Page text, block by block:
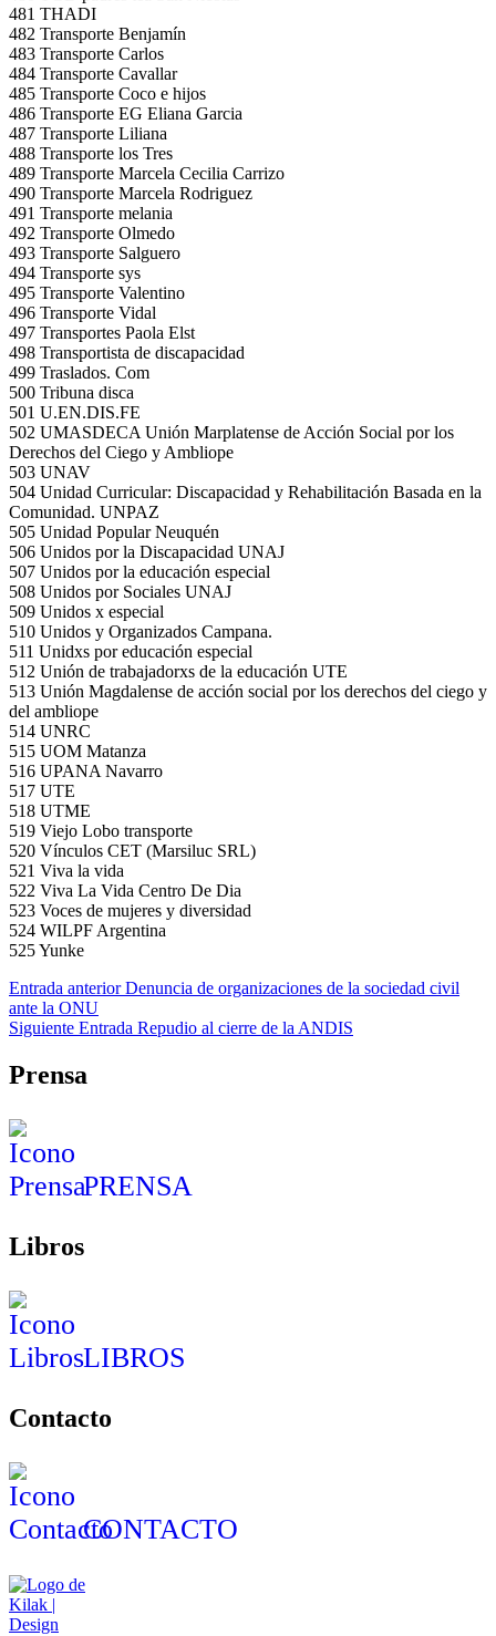
481 THADI
482 Transporte Benjamín
483 Transporte Carlos
484 Transporte Cavallar
485 Transporte Coco e hijos
486 Transporte EG Eliana Garcia
487 Transporte Liliana
488 Transporte los Tres
489 Transporte Marcela Cecilia Carrizo
490 Transporte Marcela Rodriguez
491 Transporte melania
492 Transporte Olmedo
493 Transporte Salguero
494 Transporte sys
495 Transporte Valentino
496 Transporte Vidal
497 Transportes Paola Elst
498 Transportista de discapacidad
499 Traslados. Com
500 Tribuna disca
501 U.EN.DIS.FE
502 UMASDECA Unión Marplatense de Acción Social por los
Derechos del Ciego y Ambliope
503 UNAV
504 Unidad Curricular: Discapacidad y Rehabilitación Basada en la
Comunidad. UNPAZ
505 Unidad Popular Neuquén
506 Unidos por la Discapacidad UNAJ
507 Unidos por la educación especial
508 Unidos por Sociales UNAJ
509 Unidos x especial
510 Unidos y Organizados Campana.
511 Unidxs por educación especial
512 Unión de trabajadorxs de la educación UTE
513 Unión Magdalense de acción social por los derechos del ciego y
del ambliope
514 UNRC
515 UOM Matanza
516 UPANA Navarro
517 UTE
518 UTME
519 Viejo Lobo transporte
520 Vínculos CET (Marsiluc SRL)
521 Viva la vida
522 Viva La Vida Centro De Dia
523 Voces de mujeres y diversidad
524 WILPF Argentina
525 Yunke
Skip
back
to
navigation
Navegación
de
Entrada anterior Denuncia de organizaciones de la sociedad civil
ante la ONU
Siguiente Entrada Repudio al cierre de la ANDIS
Prensa
PRENSA
Libros
LIBROS
Contacto
CONTACTO